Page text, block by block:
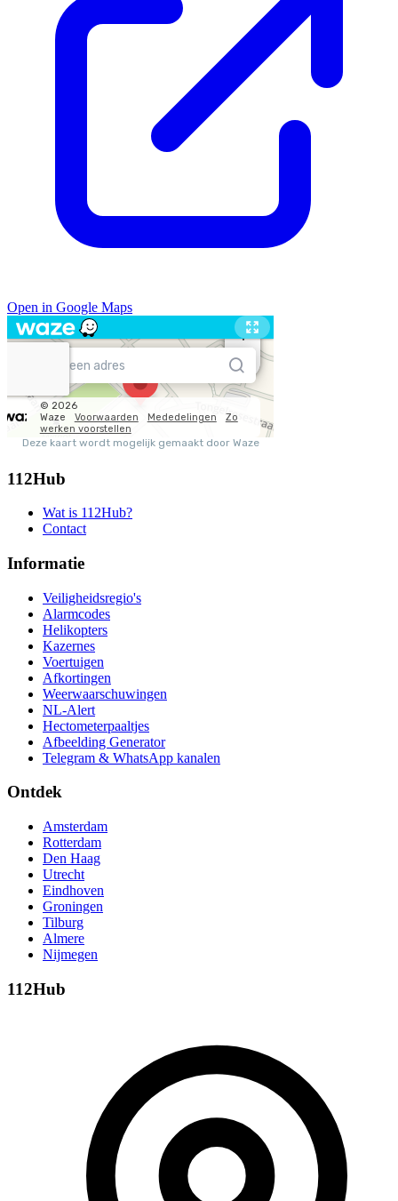
Open in Google Maps
112Hub
Wat is 112Hub?
Contact
Informatie
Veiligheidsregio's
Alarmcodes
Helikopters
Kazernes
Voertuigen
Afkortingen
Weerwaarschuwingen
NL-Alert
Hectometerpaaltjes
Afbeelding Generator
Telegram & WhatsApp kanalen
Ontdek
Amsterdam
Rotterdam
Den Haag
Utrecht
Eindhoven
Groningen
Tilburg
Almere
Nijmegen
112Hub